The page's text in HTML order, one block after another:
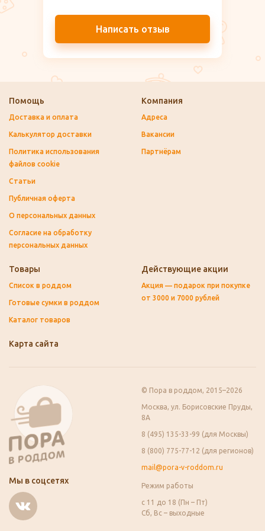
Написать отзыв
Помощь
Доставка и оплата
Калькулятор доставки
Политика использования
файлов cookie
Статьи
Публичная оферта
О персональных данных
Согласие на обработку
персональных данных
Компания
Адреса
Вакансии
Партнёрам
Товары
Список в роддом
Готовые сумки в роддом
Каталог товаров
Действующие акции
Акция — подарок при покупке
от 3000 и 7000 рублей
Карта сайта
Мы в соцсетях
© Пора в роддом, 2015–2026
Москва, ул. Борисовские Пруды,
8А
8 (495) 135-33-99 (для Москвы)
8 (800) 775-77-12 (для регионов)
mail@pora-v-roddom.ru
Режим работы
с 11 до 18 (Пн – Пт)
Сб, Вс – выходные